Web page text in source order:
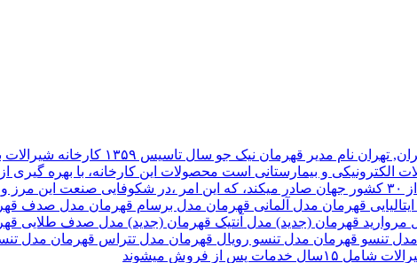
شیرآلات قهرمان نوع سازمان شرکت موقعیت
الکترونیکی و بیمارستانی است محصولات این کارخانه، با بهره گیری
تولید شده کارخانه قهرمان،بخش زیادی از تولیدات خود را به بیش از ۳۰ کشور جهان صادر میکند، که این
ایتالیایی قهرمان مدل آلمانی قهرمان مدل برسام قهرمان مدل صدف
مروارید قهرمان (جدید) مدل آنتیک قهرمان (جدید) مدل صدف طلایی
تنسو قهرمان مدل تنسو رویال قهرمان مدل تتراس قهرمان مدل